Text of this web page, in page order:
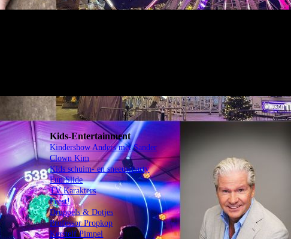
Kids-Entertainment
Kindershow Anders met Sander
Clown Kim
Kids schuim- en sneeuwparty
Fun Slide
TV Karakters
Feest!
Druppels & Dotjes
Professor Propkop
Kerstelf Pimpel